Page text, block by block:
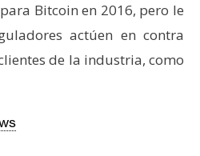
Bitcoin en 2016, pero le
actúen en contra
de la industria, como